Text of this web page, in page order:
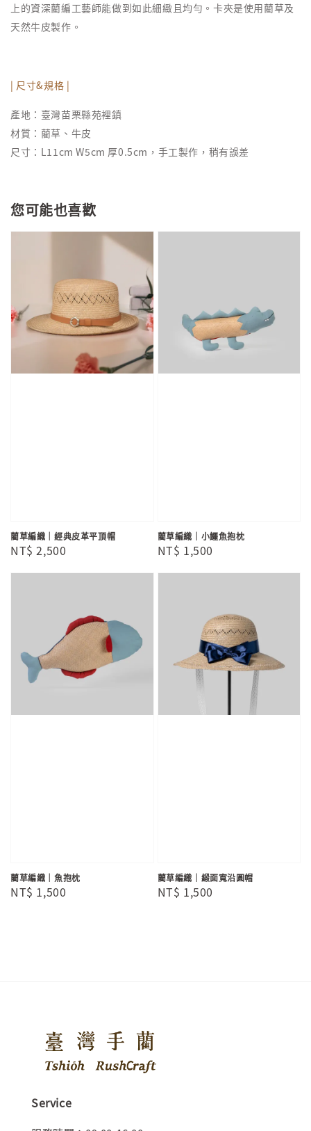
上的資深藺編工藝師能做到如此細緻且均勻。卡夾是使用藺草及
天然牛皮製作。
| 尺寸&規格 |
產地：臺灣苗栗縣苑裡鎮
材質：藺草、牛皮
尺寸：L11cm W5cm 厚0.5cm，手工製作，稍有誤差
您可能也喜歡
藺草編織｜經典皮革平頂帽
Regular
NT$ 2,500
藺草編織｜小鱷魚抱枕
Regular
NT$ 1,500
藺草編織｜魚抱枕
Regular
NT$ 1,500
藺草編織｜緞面寬沿圓帽
Regular
NT$ 1,500
Service